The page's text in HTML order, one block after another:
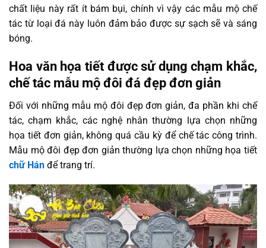
chất liệu này rất ít bám bụi, chính vì vậy các mẫu mộ chế
tác từ loại đá này luôn đảm bảo được sự sạch sẽ và sáng
bóng.
Hoa văn họa tiết được sử dụng chạm khắc,
chế tác mẫu mộ đôi đá đẹp đơn giản
Đối với những mẫu mộ đôi đẹp đơn giản, đa phần khi chế
tác, chạm khắc, các nghệ nhân thường lựa chọn những
họa tiết đơn giản, không quá cầu kỳ để chế tác công trình.
Mẫu mộ đôi đẹp đơn giản thường lựa chọn những họa tiết
chữ Hán để trang trí.